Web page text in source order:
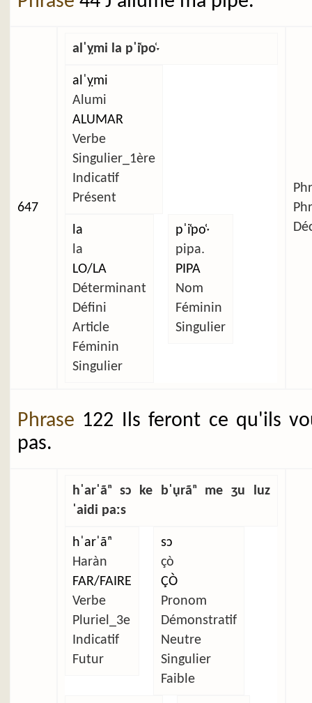
647
alˈỵmi la pˈi̜po̜ˑ
alˈỵmi
Alumi
ALUMAR
Verbe
Singulier_1ère
Indicatif
Présent
la
la
LO/LA
Déterminant
Défini
Article
Féminin
Singulier
pˈi̜po̜ˑ
pipa.
PIPA
Nom
Féminin
Singulier
Phrase 122 Ils feront ce qu'ils
pas.
hˈarˈãⁿ sɔ ke bˈụrãⁿ me ʒu luz
ˈaidi paːs
hˈarˈãⁿ
Haràn
FAR/FAIRE
Verbe
Pluriel_3e
Indicatif
Futur
sɔ
çò
ÇÒ
Pronom
Démonstratif
Neutre
Singulier
Faible